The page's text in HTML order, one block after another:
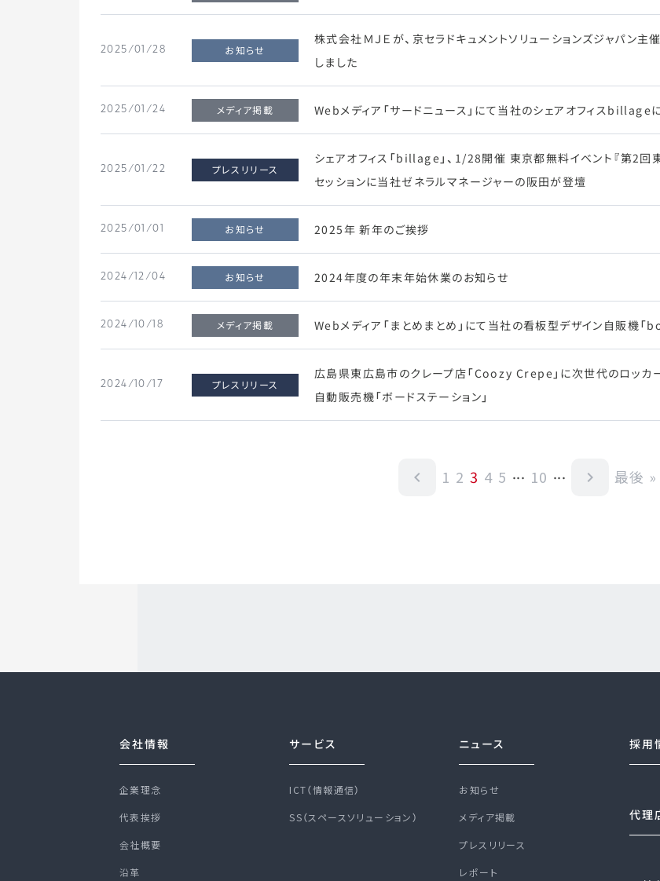
2025/01/28 お知らせ
株式会社ＭＪＥが、京セラドキュメントソリューションズジャパン
しました
2025/01/24 メディア掲載 Webメディア「サードニュース」にて当社のシェアオフィス
2025/01/22 プレスリリース
シェアオフィス「billage」、1/28開催 東京都無料イベント『第2回
セッションに当社ゼネラルマネージャーの阪田が登壇
2025/01/01 お知らせ 2025年 新年のご挨拶
2024/12/04 お知らせ 2024年度の年末年始休業のお知らせ
2024/10/18 メディア掲載 Webメディア「まとめまとめ」にて当社の看板型デザイン自販機
2024/10/17 プレスリリース
広島県東広島市のクレープ店「Coozy Crepe」に次世代のロッ
自動販売機「ボードステーション」
navigate_before 1 2 3 4 5 ... 10 ... navigate_next 最後 »
会社情報
企業理念
代表挨拶
会社概要
沿革
サービス
ICT（情報通信）
SS（スペースソリューション）
ニュース
お知らせ
メディア掲載
プレスリリース
レポート
採用
代理